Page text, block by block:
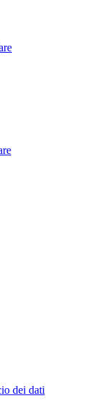
dei dati